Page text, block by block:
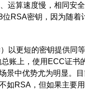
运算速度慢，相同安
RSA密钥，因为随着
以更短的密钥提供
账上，使用ECC证书
景中优势尤为明显。
如RSA，但如果主要